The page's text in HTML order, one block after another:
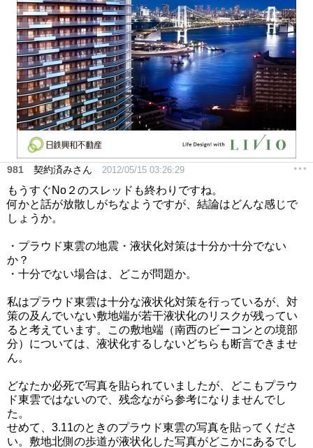
981 契約済みさん 2012/05/15 03:26:29
もうすぐNo２のスレッドも終わりですね。
何かと話が放散しがちなようですが、結論はどんな感じで
しょうか。
・プラウド東雲の地震・液状化対策は十分か十分でない
か？
・十分でない場合は、どこが問題か。
私はプラウド東雲は十分な液状化対策を行っているが、対
策の及んでいない敷地端が若干液状化のリスクが残ってい
ると考えています。この敷地端（南西のビーコンとの境部
分）については、液状化するしないどちらも断言できませ
ん。
どなたか必死で写真を貼られていましたが、どこもプラウ
ド東雲ではないので、残念ながら参考になりませんでし
た。
せめて、3.11のときのプラウド東雲の写真を貼ってくださ
い。敷地北側の歩道が液状化した写真がどこかにあるでし